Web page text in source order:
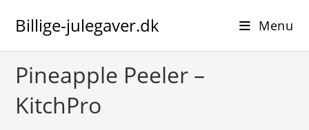
Billige-julegaver.dk Menu
Pineapple Peeler –
KitchPro